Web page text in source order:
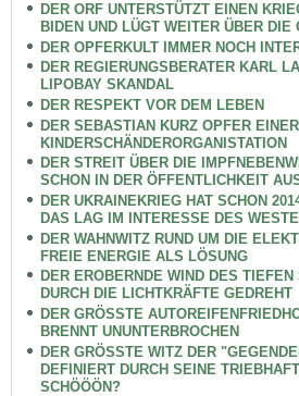
DER ORF UNTERSTÜTZT EINEN
BIDEN UND LÜGT WEITER ÜBER DIE
DER OPFERKULT IMMER NOCH
DER REGIERUNGSBERATER KARL
LIPOBAY SKANDAL
DER RESPEKT VOR DEM LEBEN
DER SEBASTIAN KURZ OPFER EINER
KINDERSCHÄNDERORGANISTATION
DER STREIT ÜBER DIE
SCHON IN DER ÖFFENTLICHKEIT
DER UKRAINEKRIEG HAT SCHON
DAS LAG IM INTERESSE DES
DER WAHNWITZ RUND UM DIE
FREIE ENERGIE ALS LÖSUNG
DER EROBERNDE WIND DES TIEFEN
DURCH DIE LICHTKRÄFTE GEDREHT
DER GRÖSSTE
BRENNT UNUNTERBROCHEN
DER GRÖSSTE WITZ DER
DEFINIERT DURCH SEINE
SCHÖÖÖN?